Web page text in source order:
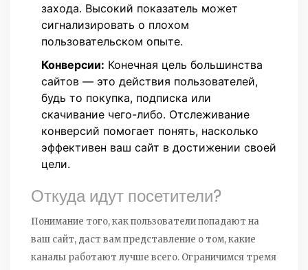
захода. Высокий показатель может
сигнализировать о плохом
пользовательском опыте.
Конверсии: Конечная цель большинства
сайтов — это действия пользователей,
будь то покупка, подписка или
скачивание чего-либо. Отслеживание
конверсий помогает понять, насколько
эффективен ваш сайт в достижении своей
цели.
Откуда идут посетители?
Понимание того, как пользователи попадают на
ваш сайт, даст вам представление о том, какие
каналы работают лучше всего. Ограничимся тремя